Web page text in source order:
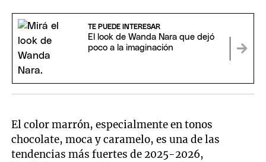
TE PUEDE INTERESAR
El look de Wanda Nara que dejó
poco a la imaginación
El color marrón, especialmente en tonos
chocolate, moca y caramelo, es una de las
tendencias más fuertes de 2025-2026,